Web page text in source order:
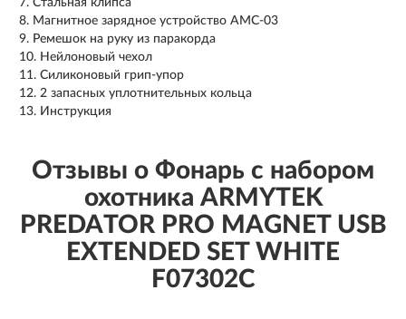
Стальная клипса
Магнитное зарядное устройство AMC-03
Ремешок на руку из паракорда
Нейлоновый чехол
Силиконовый грип-упор
2 запасных уплотнительных кольца
Инструкция
Отзывы о Фонарь с набором
охотника ARMYTEK
PREDATOR PRO MAGNET USB
EXTENDED SET WHITE
F07302C